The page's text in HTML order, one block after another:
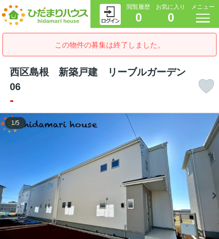
閲覧履歴
0
お気に入り
0
メニュー
この物件の募集は終了しました。
西区島根 新築戸建 リーブルガーデン
06
-
1/5